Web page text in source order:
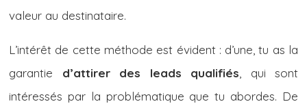
valeur au destinataire.
L’intérêt de cette méthode est évident : d’une, tu as la
garantie d’attirer des leads qualifiés , qui sont
intéressés par la problématique que tu abordes. De